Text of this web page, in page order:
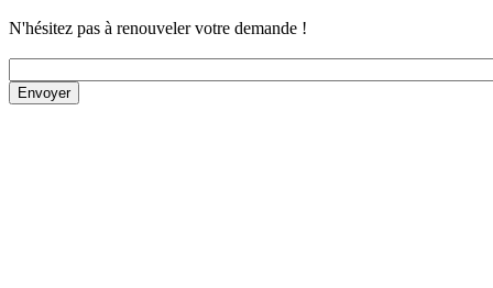
N'hésitez pas à renouveler votre demande !